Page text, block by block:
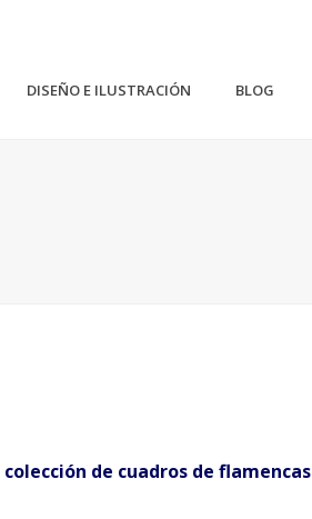
DISEÑO E ILUSTRACIÓN BLOG
colección de cuadros de flamencas